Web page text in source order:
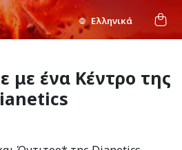
Ελληνικά
με ένα Κέντρο της